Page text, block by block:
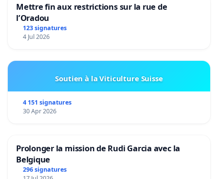
Mettre fin aux restrictions sur la rue de
l’Oradou
123 signatures
4 Jul 2026
Soutien à la Viticulture Suisse
4 151 signatures
30 Apr 2026
Prolonger la mission de Rudi Garcia avec la
Belgique
296 signatures